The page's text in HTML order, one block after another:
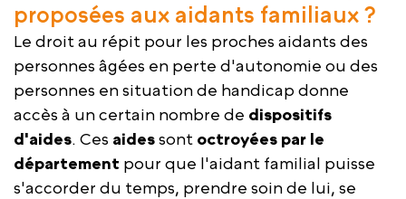
proposées aux aidants familiaux ?
Le droit au répit pour les proches aidants des
personnes âgées en perte d'autonomie ou des
personnes en situation de handicap donne
accès à un certain nombre de dispositifs
d'aides. Ces aidessont octroyées par le
département pour que l'aidant familial puisse
s'accorder du temps, prendre soin de lui, se